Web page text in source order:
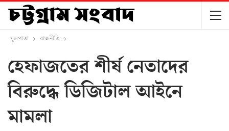
মূলপাতা রাজনীতি
হেফাজতের শীর্ষ নেতাদের
বিরুদ্ধে ডিজিটাল আইনে
মামলা